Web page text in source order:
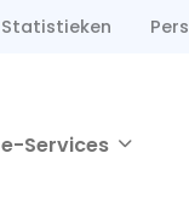
Statistieken Pers
e-Services